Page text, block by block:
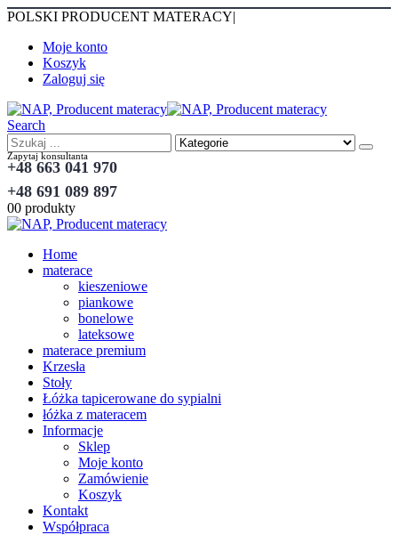
POLSKI PRODUCENT MATERACY|
Moje konto
Koszyk
Zaloguj się
Search
Zapytaj konsultanta
+48 663 041 970
+48 691 089 897
00 produkty
Home
materace
kieszeniowe
piankowe
bonelowe
lateksowe
materace premium
Krzesła
Stoły
Łóżka tapicerowane do sypialni
łóżka z materacem
Informacje
Sklep
Moje konto
Zamówienie
Koszyk
Kontakt
Współpraca